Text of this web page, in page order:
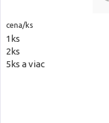
cena/ks
1ks
2ks
5ks a viac